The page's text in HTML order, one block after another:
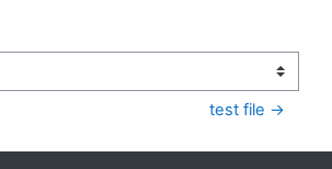
test file →